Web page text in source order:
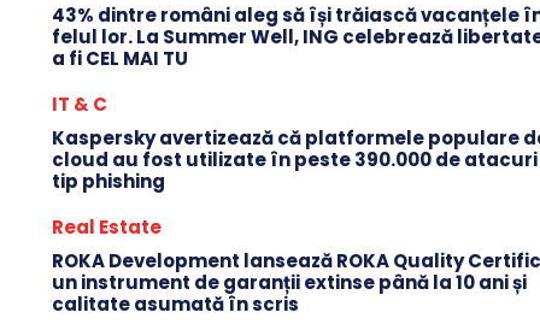
43% dintre români aleg să își trăiască vacanțele
felul lor. La Summer Well, ING celebrează
a fi CEL MAI TU
IT & C
Kaspersky avertizează că platformele populare
cloud au fost utilizate în peste 390.000 de
tip phishing
Real Estate
ROKA Development lansează ROKA Quality
un instrument de garanții extinse până la 10 ani și
calitate asumată în scris